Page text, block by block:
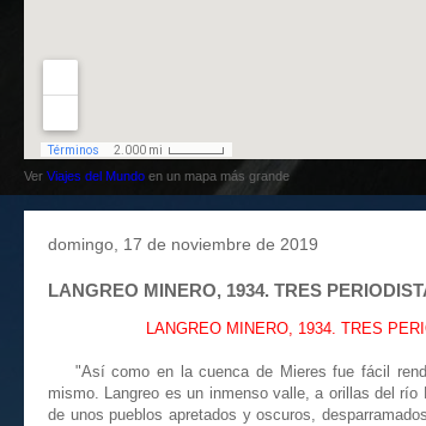
Ver Viajes del Mundo en un mapa más grande
domingo, 17 de noviembre de 2019
LANGREO MINERO, 1934. TRES
LANGREO MINERO, 1934. TRES
"Así como en la cuenca de Mieres fue fácil
mismo. Langreo es un inmenso valle, a orillas del
de unos pueblos apretados y oscuros,